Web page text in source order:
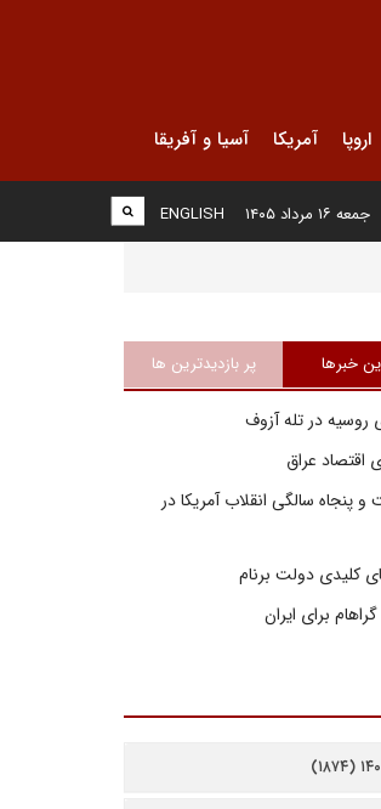
اروپا آمریکا آسیا و آفریقا
ENGLISH جمعه ۱۶ مرداد ۱۴۰۵
خبرها پر بازدیدترین ها
روسیه در تله آزوف
اقتصاد عراق
پنجاه سالگی انقلاب آمریکا در
کلیدی دولت برنام
برای ایران